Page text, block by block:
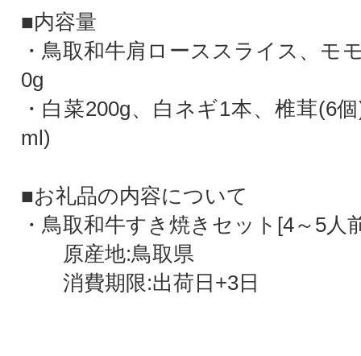
■内容量
・鳥取和牛肩ローススライス、モ
0g
・白菜200g、白ネギ1本、椎茸(6
ml)
■お礼品の内容について
・鳥取和牛すき焼きセット[4～5人
原産地:鳥取県
消費期限:出荷日+3日